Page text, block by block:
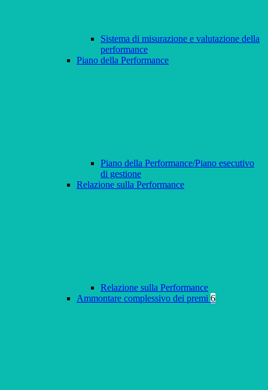
Sistema di misurazione e valutazione della
performance
Piano della Performance
Piano della Performance/Piano esecutivo
di gestione
Relazione sulla Performance
Relazione sulla Performance
Ammontare complessivo dei premi 6